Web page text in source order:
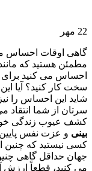
22 مهر
گاهی اوقات احساس می
مطمئن هستید که
احساس می کنید برای
سخت کار کنید؟ آیا
شاید این احساس را
سرتان از شما انتقاد
کشف عیوب زندگی خود
بینی و عزت نفس پایین
کسی نیستید که چنین
جهان حداقل گاهی
می کنید، قطعاً ارزش